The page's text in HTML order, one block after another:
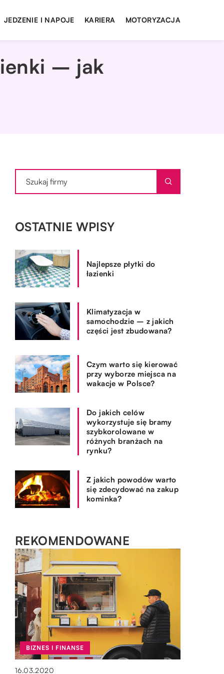
JEDZENIE I NAPOJE KARIERA MOTORYZACJA
– jak
OSTATNIE WPISY
Najlepsze płytki do
łazienki
Klimatyzacja w
samochodzie – z jakich
części jest zbudowana?
Czym warto się kierować
przy wyborze miejsca na
wakacje w Polsce?
Do jakich celów
wykorzystuje się bramy
szybkorolowane w
różnych branżach na
rynku?
Z jakich powodów warto
się zdecydować na zakup
kominka?
REKOMENDOWANE
OGRÓD I DOM
BIZNES I FINANSE
16.03.2020
SPOSÓB ŻYCIA I STYL
OGRÓD I DOM